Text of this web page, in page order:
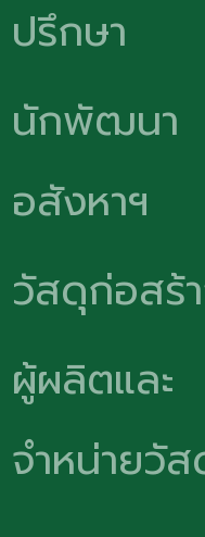
ปรึกษา
นักพัฒนา
อสังหาฯ
วัสดุก่อสร้
ผู้ผลิตและ
จำหน่ายวั